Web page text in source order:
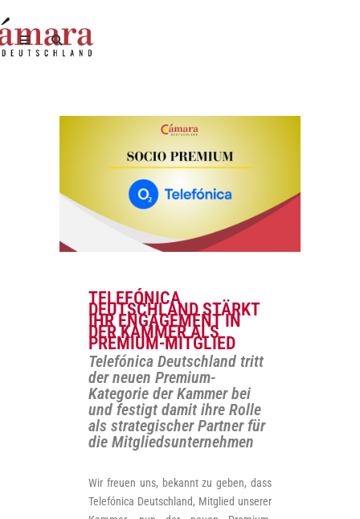
TELEFÓNICA
DEUTSCHLAND STÄRKT
IHR ENGAGEMENT IN
DER KAMMER ALS
PREMIUM-MITGLIED
Telefónica Deutschland tritt
der neuen Premium-
Kategorie der Kammer bei
und festigt damit ihre Rolle
als strategischer Partner für
die Mitgliedsunternehmen
Wir freuen uns, bekannt zu geben, dass
Telefónica Deutschland, Mitglied unserer